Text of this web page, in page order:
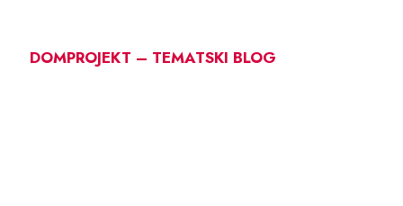
DOMPROJEKT – TEMATSKI BLOG